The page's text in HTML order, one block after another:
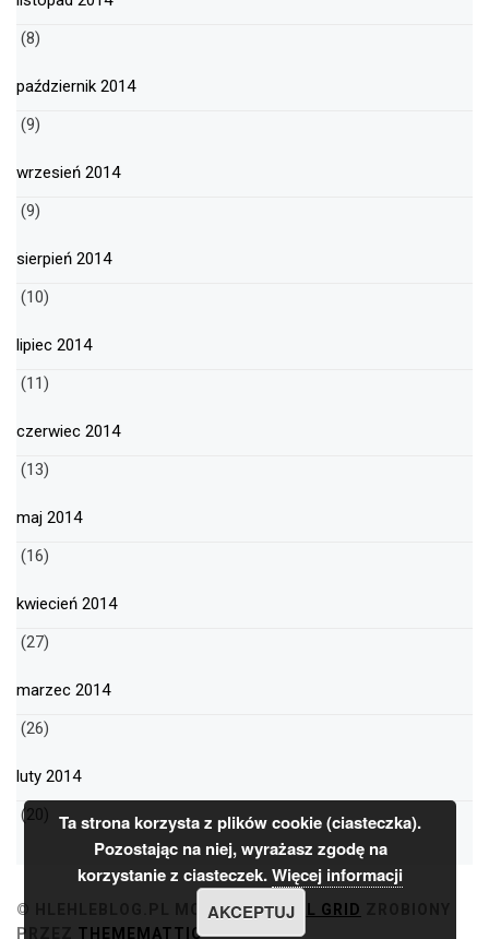
(8)
październik 2014
(9)
wrzesień 2014
(9)
sierpień 2014
(10)
lipiec 2014
(11)
czerwiec 2014
(13)
maj 2014
(16)
kwiecień 2014
(27)
marzec 2014
(26)
luty 2014
(20)
© HLEHLEBLOG.PL MOTYWMINIMAL GRID
PRZEZ THEMEMATTIC
Ta strona korzysta z plików cookie (ciasteczka).
Pozostając na niej, wyrażasz zgodę na
korzystanie z ciasteczek.Więcej informacji
AKCEPTUJ